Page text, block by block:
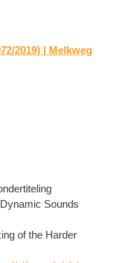
2019) | Melkweg
Sounds
of the Harder